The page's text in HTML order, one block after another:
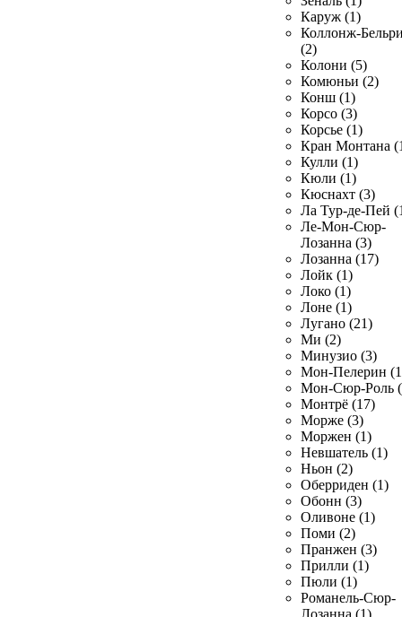
Каруж (1)
Коллонж-
(2)
Колони (5)
Комюньи (2)
Конш (1)
Корсо (3)
Корсье (1)
Кран Монтана
Кулли (1)
Кюли (1)
Кюснахт (3)
Ла Тур-де-Пей
Ле-Мон-Сюр-
Лозанна (3)
Лозанна (17)
Лойк (1)
Локо (1)
Лоне (1)
Лугано (21)
Ми (2)
Минузио (3)
Мон-Пелерин
Мон-Сюр-Роль
Монтрё (17)
Морже (3)
Моржен (1)
Невшатель (1)
Ньон (2)
Оберриден (1)
Обонн (3)
Оливоне (1)
Поми (2)
Пранжен (3)
Прилли (1)
Пюли (1)
Романель-Сюр-
Лозанна (1)